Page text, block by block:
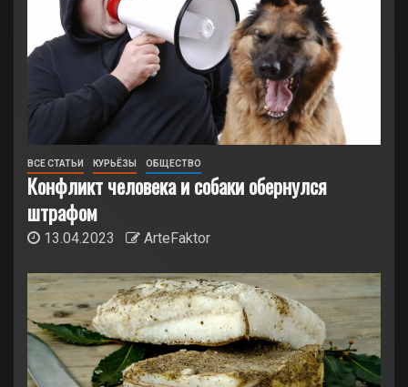
ВСЕ СТАТЬИ КУРЬЁЗЫ ОБЩЕСТВО
Конфликт человека и собаки обернулся
штрафом
13.04.2023 ArteFaktor